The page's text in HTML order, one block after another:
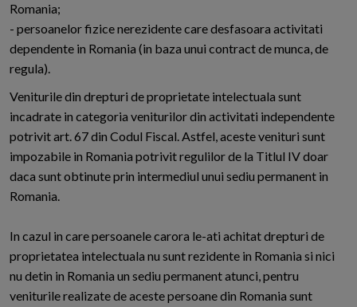
Romania;
- persoanelor fizice nerezidente care desfasoara activitati
dependente in Romania (in baza unui contract de munca, de
regula).
Veniturile din drepturi de proprietate intelectuala sunt
incadrate in categoria veniturilor din activitati independente
potrivit art. 67 din Codul Fiscal. Astfel, aceste venituri sunt
impozabile in Romania potrivit regulilor de la Titlul IV doar
daca sunt obtinute prin intermediul unui sediu permanent in
Romania.
In cazul in care persoanele carora le-ati achitat drepturi de
proprietatea intelectuala nu sunt rezidente in Romania si nici
nu detin in Romania un sediu permanent atunci, pentru
veniturile realizate de aceste persoane din Romania sunt